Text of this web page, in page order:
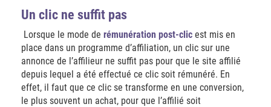
Un clic ne suffit pas
Lorsque le mode de rémunération post-clic est mis en
place dans un programme d’affiliation, un clic sur une
annonce de l’affilieur ne suffit pas pour que le site affilié
depuis lequel a été effectué ce clic soit rémunéré. En
effet, il faut que ce clic se transforme en une conversion,
le plus souvent un achat, pour que l’affilié soit